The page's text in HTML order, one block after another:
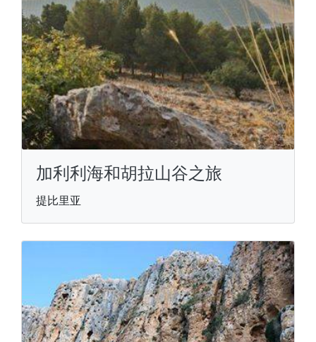
加利利海和胡拉山谷之旅
提比里亚